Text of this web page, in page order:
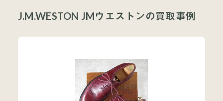
J.M.WESTON JMウエストンの買取事例